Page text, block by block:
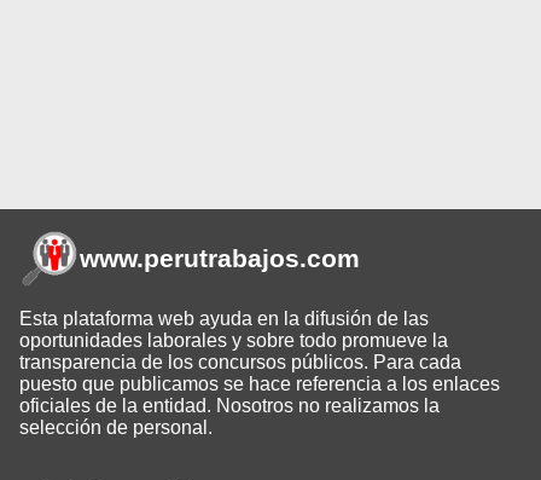
www.perutrabajos.com
Esta plataforma web ayuda en la difusión de las
oportunidades laborales y sobre todo promueve la
transparencia de los concursos públicos. Para cada
puesto que publicamos se hace referencia a los enlaces
oficiales de la entidad. Nosotros no realizamos la
selección de personal.